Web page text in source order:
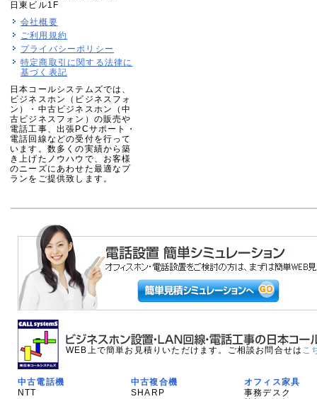
日東ビル1F
会社概要
ご利用規約
プライバシーポリシー
特定商取引に関する法律に
基づく表記
日本コールシステムズでは、
ビジネスホン（ビジネスフォ
ン）・中古ビジネスホン（中
古ビジネスフォン）の販売や
電話工事、出張PCサポート・
電話回線などの受付を行って
います。数多くの実績から築
き上げたノウハウで、お客様
のニーズにあわせた最適なプ
ランをご提供致します。
WEB上で簡単お見積りいただけます。ご相談お問合せは こ
中古電話機
NTT
中古複合機
SHARP
オフィス家具
事務デスク